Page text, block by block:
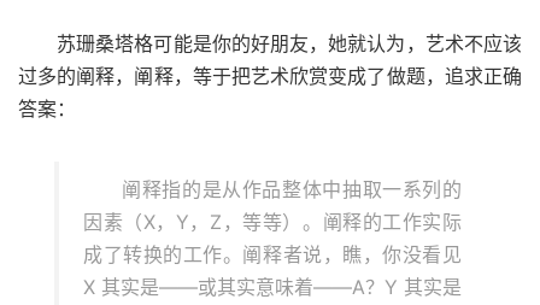
苏珊桑塔格可能是你的好朋友，她就认为，艺术不应该
过多的阐释，阐释，等于把艺术欣赏变成了做题，追求正确
答案：
阐释指的是从作品整体中抽取一系列的
因素（X，Y，Z，等等）。阐释的工作实际
成了转换的工作。阐释者说，瞧，你没看见
X 其实是——或其实意味着——A？Y 其实是